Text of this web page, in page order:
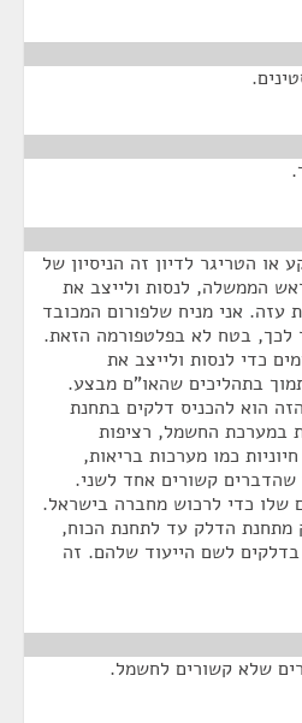
או הטריגר לדיון זה הניסיון של
הממשלה, לנסות ולייצב את
עזה. אני מניח שלפורום המכובד
לכך, בטח לא בפלטפורמה הזאת.
כדי לנסות ולייצב את
בתהליכים שהאו"ם מבצע.
הוא להכניס דלקים בתחנת
במערכת החשמל, רציפות
כמו מערכות בריאות,
שהדברים קשורים אחד לשני.
שלו כדי לרכוש מחברה בישראל.
מתחנת הדלק עד לתחנת הכוח,
לשם הייעוד שלהם. זה
שלא קשורים לחשמל.